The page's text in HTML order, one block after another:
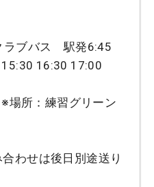
ブバス 駅発6:45
16:30 17:00
所：練習グリーン
わせは後日別途送り